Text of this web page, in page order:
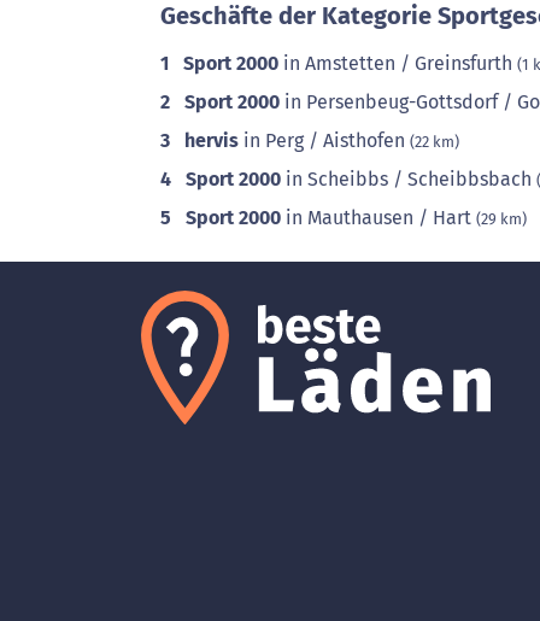
Geschäfte der Kategorie
1 Sport 2000 in Amstetten / Greinsfurth (1
2 Sport 2000 in Persenbeug-Gottsdorf /
3
hervis in Perg / Aisthofen (22 km)
4 Sport 2000 in Scheibbs / Scheibbsbach
5 Sport 2000 in Mauthausen / Hart (29 km)